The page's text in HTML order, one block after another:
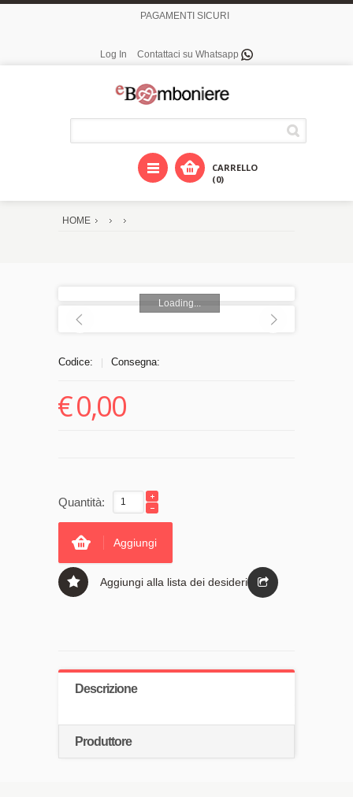
PAGAMENTI SICURI
Log In Contattaci su Whatsapp
CARRELLO
(0)
HOME
Loading...
Codice: Consegna:
€0,00
Quantità:
Aggiungi
Aggiungi alla lista dei desideri
Descrizione
Produttore